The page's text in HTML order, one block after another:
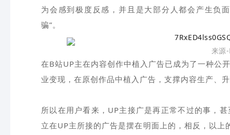
为会感到极度反感，并且是大部分人都会产生负
骗”。
来源
在B站UP主在内容创作中植入广告已成为了一种公
业变现，在原创作品中植入广告，支撑内容生产、
所以在用户看来，UP主接广是再正常不过的事，
立在UP主所接的广告是摆在明面上的，相反，以